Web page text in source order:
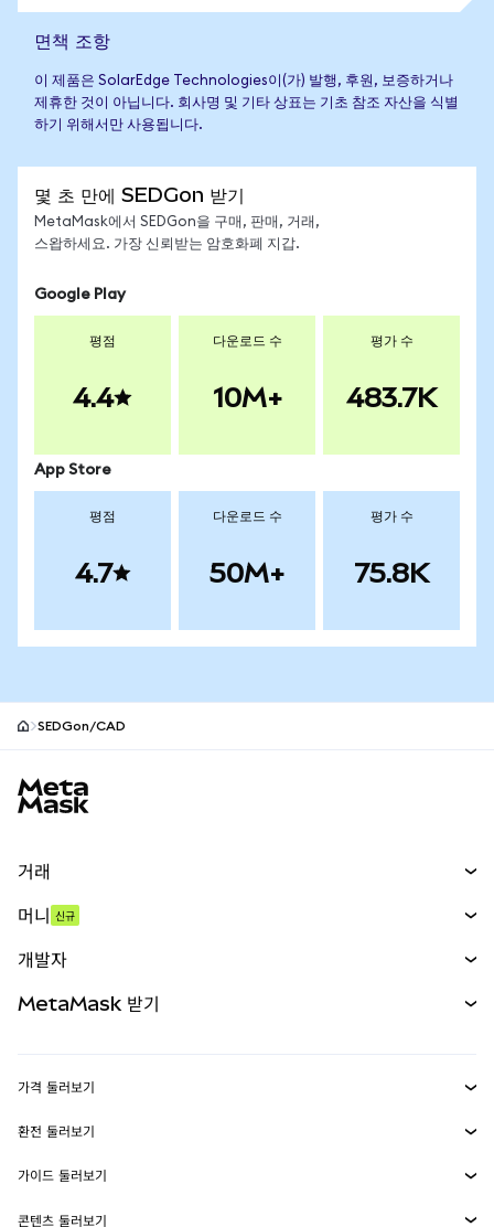
면책 조항
이 제품은 SolarEdge Technologies이(가) 발행, 후원, 보증하거나
제휴한 것이 아닙니다. 회사명 및 기타 상표는 기초 참조 자산을 식별
하기 위해서만 사용됩니다.
몇 초 만에 SEDGon 받기
MetaMask에서 SEDGon을 구매, 판매, 거래,
스왑하세요. 가장 신뢰받는 암호화폐 지갑.
Google Play
평점
4.4
다운로드 수
10M+
평가 수
483.7K
App Store
평점
4.7
다운로드 수
50M+
평가 수
75.8K
SEDGon/CAD
거래
무기한 선물
실물자산
머니 신규
개발자
MetaMask Connect
Snaps
웹3 서비스
MetaMask 받기
보안
가격 둘러보기
이더리움 가격
솔라나 가격
환전 둘러보기
ETH를 USD로 환전
USDT를 INR로 환전
가이드 둘러보기
콘텐츠 둘러보기